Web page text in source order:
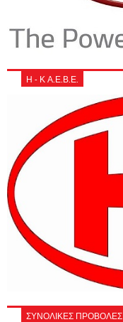
Η - Κ Α.Ε.Β.Ε.
ΣΥΝΟΛΙΚΕΣ ΠΡΟΒΟΛΕΣ